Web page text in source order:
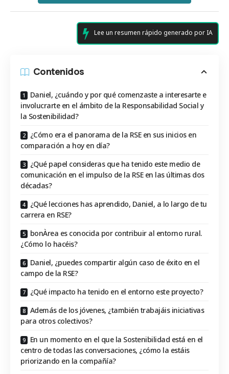
Lee un resumen rápido generado por IA
Contenidos
Daniel, ¿cuándo y por qué comenzaste a interesarte e
involucrarte en el ámbito de la Responsabilidad Social y
la Sostenibilidad?
¿Cómo era el panorama de la RSE en sus inicios en
comparación a hoy en día?
¿Qué papel consideras que ha tenido este medio de
comunicación en el impulso de la RSE en las últimas dos
décadas?
¿Qué lecciones has aprendido, Daniel, a lo largo de tu
carrera en RSE?
bonÀrea es conocida por contribuir al entorno rural.
¿Cómo lo hacéis?
Daniel, ¿puedes compartir algún caso de éxito en el
campo de la RSE?
¿Qué impacto ha tenido en el entorno este proyecto?
Además de los jóvenes, ¿también trabajáis iniciativas
para otros colectivos?
En un momento en el que la Sostenibilidad está en el
centro de todas las conversaciones, ¿cómo la estáis
priorizando en la compañía?